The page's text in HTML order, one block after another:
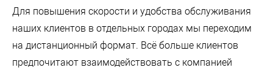
Для повышения скорости и удобства обслуживания
наших клиентов в отдельных городах мы переходим
на дистанционный формат. Всё больше клиентов
предпочитают взаимодействовать с компанией